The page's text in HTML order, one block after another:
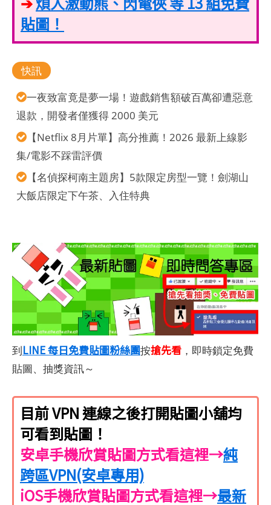
貼圖！
快訊
一夜致富竟是夢一場！遊戲銷售額破百萬卻遭惡意
退款，開發者僅獲得 2000 美元
【Netflix 8月片單】高分推薦！2026 最新上線影
集/電影不踩雷評價
【名偵探柯南主題房】5款限定房型一覽！劍湖山
大飯店限定下午茶、入住特典
到LINE 每日免費貼圖粉絲團按搶先看 ，即時鎖定免費
貼圖、抽獎資訊～
目前 VPN 連線之後打開貼圖小舖均
可看到貼圖！
安卓手機欣賞貼圖方式看這裡→純
跨區VPN(安卓專用)
iOS手機欣賞貼圖方式看這裡→最新